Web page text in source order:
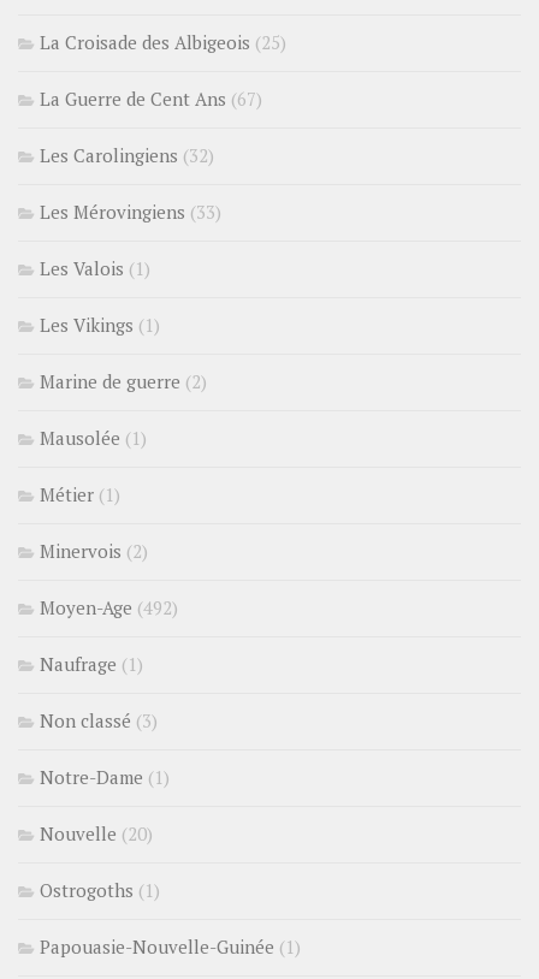
La Croisade des Albigeois (25)
La Guerre de Cent Ans (67)
Les Carolingiens (32)
Les Mérovingiens (33)
Les Valois (1)
Les Vikings (1)
Marine de guerre (2)
Mausolée (1)
Métier (1)
Minervois (2)
Moyen-Age (492)
Naufrage (1)
Non classé (3)
Notre-Dame (1)
Nouvelle (20)
Ostrogoths (1)
Papouasie-Nouvelle-Guinée (1)